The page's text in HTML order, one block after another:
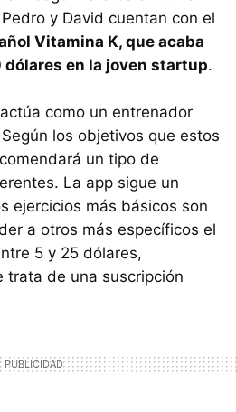
y David cuentan con el
Vitamina K, que acaba
en la joven startup.
como un entrenador
los objetivos que estos
un tipo de
La app sigue un
ejercicios más básicos son
a otros más específicos el
5 y 25 dólares,
trata de una suscripción